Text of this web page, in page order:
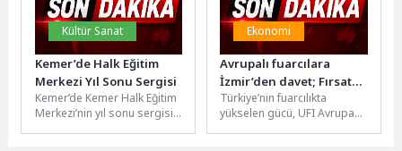
Kültür Sanat
Kemer’de Halk Eğitim
Merkezi Yıl Sonu Sergisi
Kemer’de Kemer Halk Eğitim
Merkezi’nin yıl sonu sergisi
Ekonomi
Avrupalı fuarcılara
İzmir’den davet; Fırsat
Türkiye’de
Türkiye’nin fuarcılıkta
yükselen gücü, UFI Avrupa